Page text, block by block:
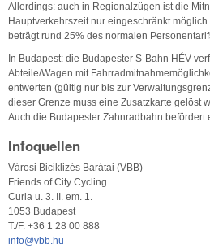
Allerdings: auch in Regionalzügen ist die
Hauptverkehrszeit nur eingeschränkt
beträgt rund 25% des normalen
In Budapest: die Budapester S-Bahn HÉV
Abteile/Wagen mit
entwerten (gültig nur bis zur
dieser Grenze muss eine Zusatzkarte gelöst
Auch die Budapester Zahnradbahn befördert
Infoquellen
Városi Biciklizés Barátai (VBB)
Friends of City Cycling
Curia u. 3. II. em. 1.
1053 Budapest
T./F. +36 1 28 00 888
info@vbb.hu